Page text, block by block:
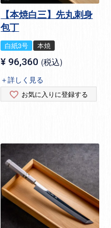
【本焼白三】先丸刺身
包丁
白紙3号 本焼
¥ 96,360 税込
＋詳しく見る
お気に入りに登録する